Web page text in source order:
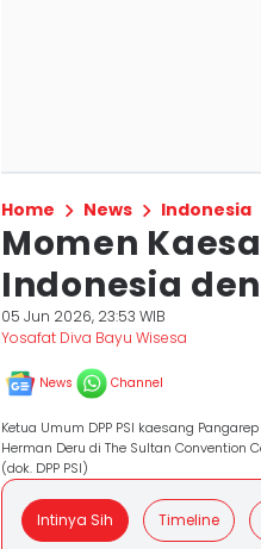
Home News Indonesia
Momen
Indonesia
05 Jun 2026, 23:53 WIB
Yosafat Diva Bayu Wisesa
News Channel
Ketua Umum DPP PSI kaesang
Herman Deru di The Sultan
(dok. DPP PSI)
Intinya Sih Timeline